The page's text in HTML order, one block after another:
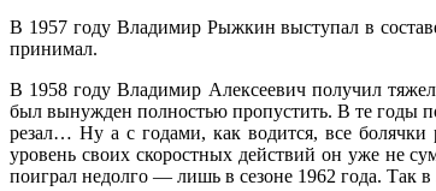
В 1957 году Владимир Рыжкин выступал в
принимал.
В 1958 году Владимир Алексеевич получил
был вынужден полностью пропустить. В те годы
резал… Ну а с годами, как водится, все
уровень своих скоростных действий он уже не
поиграл недолго — лишь в сезоне 1962 года. Так